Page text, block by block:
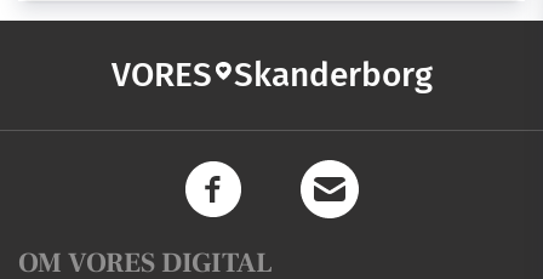
VORES Skanderborg
OM VORES DIGITAL